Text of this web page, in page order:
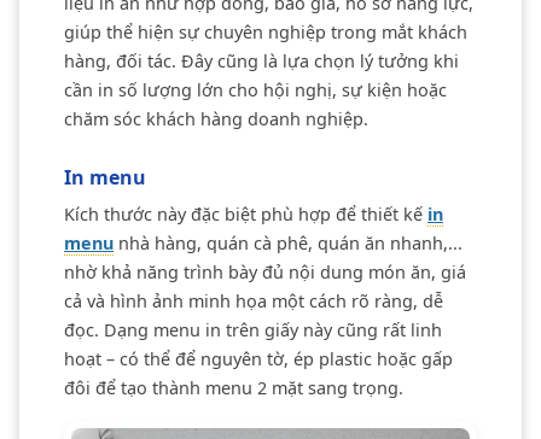
giúp thể hiện sự chuyên nghiệp trong mắt khách
hàng, đối tác. Đây cũng là lựa chọn lý tưởng khi
cần in số lượng lớn cho hội nghị, sự kiện hoặc
chăm sóc khách hàng doanh nghiệp.
In menu
Kích thước này đặc biệt phù hợp để thiết kế in
menu nhà hàng, quán cà phê, quán ăn nhanh,...
nhờ khả năng trình bày đủ nội dung món ăn, giá
cả và hình ảnh minh họa một cách rõ ràng, dễ
đọc. Dạng menu in trên giấy này cũng rất linh
hoạt – có thể để nguyên tờ, ép plastic hoặc gấp
đôi để tạo thành menu 2 mặt sang trọng.